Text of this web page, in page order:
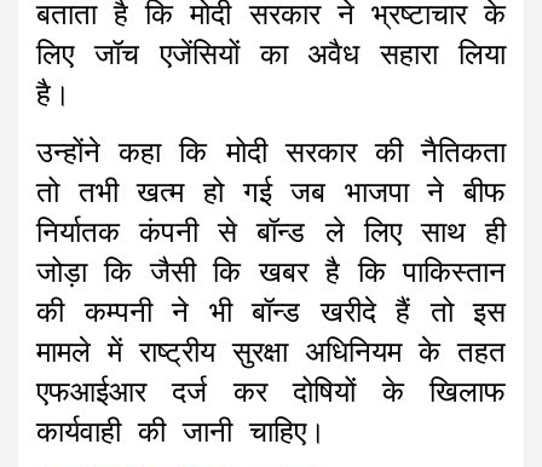
बताता है कि मोदी सरकार ने भ्रष्टाचार के
लिए जॉच एजेंसियों का अवैध सहारा लिया
है।
उन्होंने कहा कि मोदी सरकार की नैतिकता
तो तभी खत्म हो गई जब भाजपा ने बीफ
निर्यातक कंपनी से बॉन्ड ले लिए साथ ही
जोड़ा कि जैसी कि खबर है कि पाकिस्तान
की कम्पनी ने भी बॉन्ड खरीदे हैं तो इस
मामले में राष्ट्रीय सुरक्षा अधिनियम के तहत
एफआईआर दर्ज कर दोषियों के खिलाफ
कार्यवाही की जानी चाहिए।